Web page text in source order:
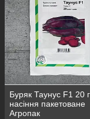
Буряк Таунус F1 20 г
насіння пакетоване
Агропак